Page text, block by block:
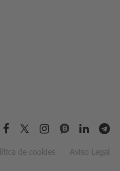
de cookies Aviso Legal